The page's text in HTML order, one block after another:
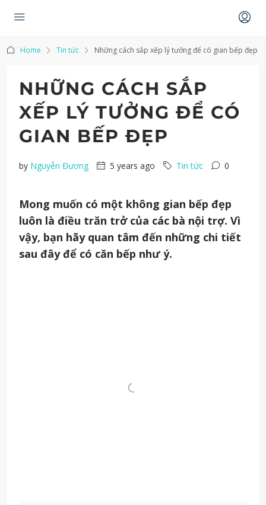
Home Tin tức Những cách sắp xếp lý tưởng để có gian bếp đẹp
NHỮNG CÁCH SẮP
XẾP LÝ TƯỞNG ĐỂ CÓ
GIAN BẾP ĐẸP
by Nguyễn Đương 5 years ago Tin tức 0
Mong muốn có một không gian bếp đẹp
luôn là điều trăn trở của các bà nội trợ. Vì
vậy, bạn hãy quan tâm đến những chi tiết
sau đây để có căn bếp như ý.